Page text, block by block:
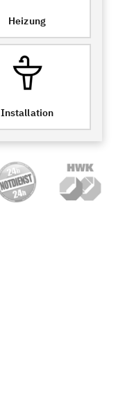
Heizung
Installation